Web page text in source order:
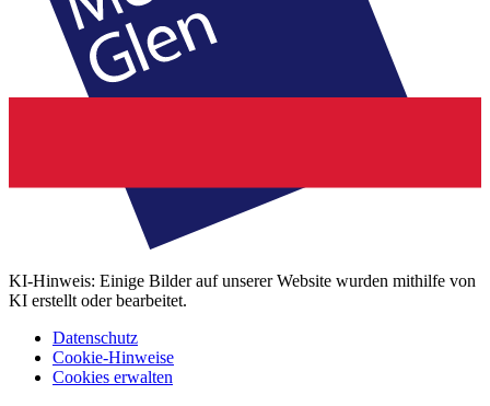
KI-Hinweis: Einige Bilder auf unserer Website wurden mithilfe von
KI erstellt oder bearbeitet.
Datenschutz
Cookie-Hinweise
Cookies erwalten